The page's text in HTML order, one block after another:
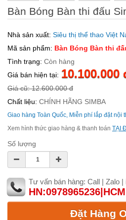
Bàn Bóng Bàn thi đấu
Nhà sản xuất: Siêu thị thể thao Việt
Mã sản phẩm: Bàn Bóng Bàn thi
Tình trạng: Còn hàng
Giá bán hiện tại: 10.100.000
Giá cũ: 12.600.000 đ
Chất liệu: CHÍNH HÃNG SIMBA
Giao hàng Toàn Quốc, Miễn phí lắp đặt nội
Xem hình thức giao hàng & thanh toán TẠI
Số lượng
Tư vấn bán hàng: Call | Zalo |
Đặt Hàng